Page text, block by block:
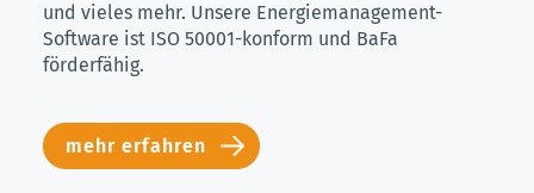
und vieles mehr. Unsere Energiemanagement-
Software ist ISO 50001-konform und BaFa
förderfähig.
mehr erfahren